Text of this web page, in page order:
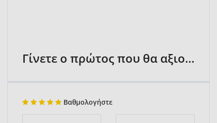
Γίνετε ο πρώτος που θα αξιολογήσει
Βαθμολογήστε